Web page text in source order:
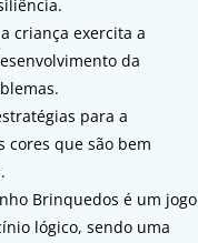
criança exercita a
da
para a
cores que são bem
Brinquedos é um jogo
lógico, sendo uma